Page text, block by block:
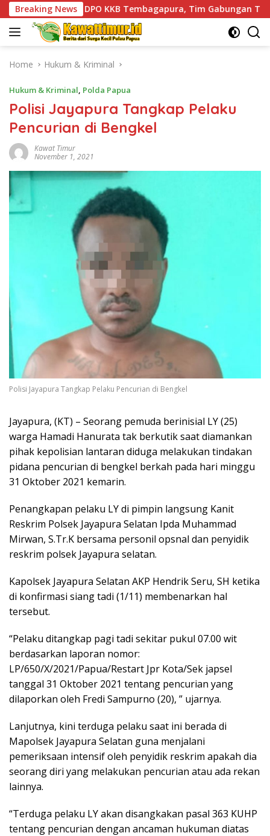
Skip
to
content
Breaking News
DPO KKB Tembagapura, Tim Gabungan TNI-Polri Lakukan
Home Hukum & Kriminal
Hukum & Kriminal, Polda Papua
Polisi Jayapura Tangkap Pelaku
Pencurian di Bengkel
Kawat Timur
November 1, 2021
Polisi Jayapura Tangkap Pelaku Pencurian di Bengkel
Jayapura, (KT) – Seorang pemuda berinisial LY (25)
warga Hamadi Hanurata tak berkutik saat diamankan
pihak kepolisian lantaran diduga melakukan tindakan
pidana pencurian di bengkel berkah pada hari minggu
31 Oktober 2021 kemarin.
Penangkapan pelaku LY di pimpin langsung Kanit
Reskrim Polsek Jayapura Selatan Ipda Muhammad
Mirwan, S.Tr.K bersama personil opsnal dan penyidik
reskrim polsek Jayapura selatan.
Kapolsek Jayapura Selatan AKP Hendrik Seru, SH ketika
di konfirmasi siang tadi (1/11) membenarkan hal
tersebut.
“Pelaku ditangkap pagi tadi sekitar pukul 07.00 wit
berdasarkan laporan nomor:
LP/650/X/2021/Papua/Restart Jpr Kota/Sek japsel
tanggal 31 Oktober 2021 tentang pencurian yang
dilaporkan oleh Fredi Sampurno (20), ” ujarnya.
Lanjutnya, kini terduga pelaku saat ini berada di
Mapolsek Jayapura Selatan guna menjalani
pemeriksaan intensif oleh penyidik reskrim apakah dia
seorang diri yang melakukan pencurian atau ada rekan
lainnya.
“Terduga pelaku LY akan disangkakan pasal 363 KUHP
tentang pencurian dengan ancaman hukuman diatas